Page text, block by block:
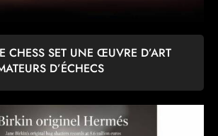
CHESS SET UNE ŒUVRE D’ART
D’ÉCHECS